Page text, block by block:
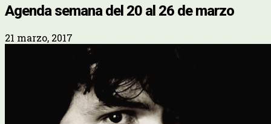
Agenda semana del 20 al 26 de marzo
21 marzo, 2017